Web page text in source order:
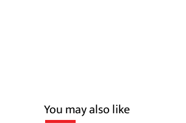
You may also like